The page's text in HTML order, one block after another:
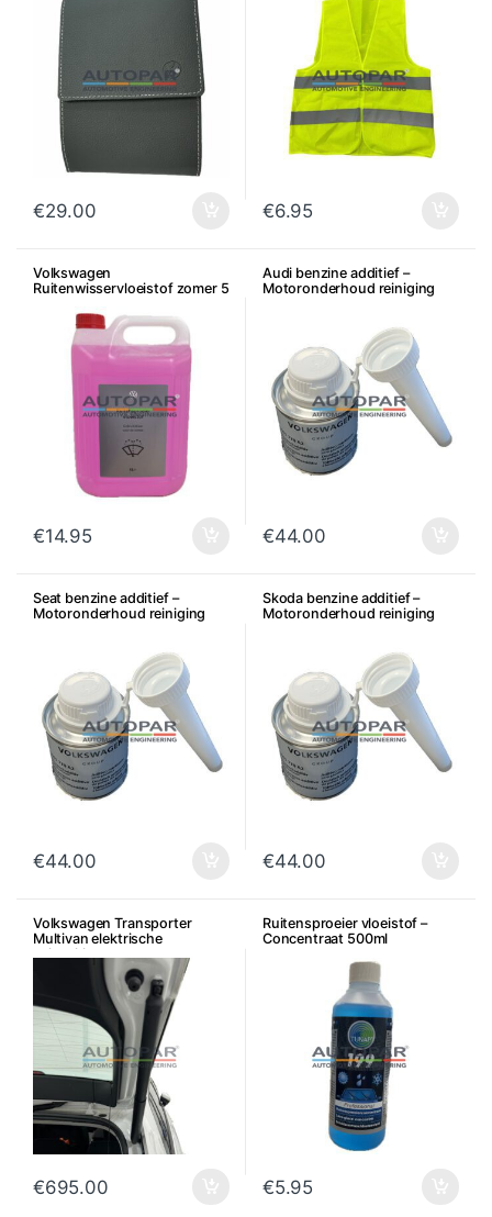
€29.00 €6.95
Volkswagen
Ruitenwisservloeistof zomer 5
€14.95
Audi benzine additief –
Motoronderhoud reiniging
€44.00
Seat benzine additief –
Motoronderhoud reiniging
€44.00
Skoda benzine additief –
Motoronderhoud reiniging
€44.00
Volkswagen Transporter
Multivan elektrische
achterklepveren
€695.00
Ruitensproeier vloeistof –
Concentraat 500ml
€5.95